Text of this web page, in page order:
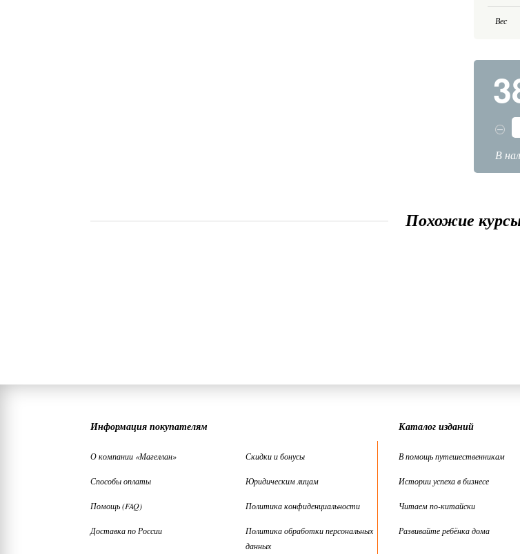
Вес
В
Похожие
Информация покупателям
О компании «Магеллан»
Способы оплаты
Помощь (FAQ)
Доставка по России
Скидки и бонусы
Юридическим лицам
Политика конфиденциальности
Политика обработки персональных
данных
Каталог изданий
В помощь путешественникам
Истории успеха в бизнесе
Читаем по-китайски
Развивайте ребёнка дома